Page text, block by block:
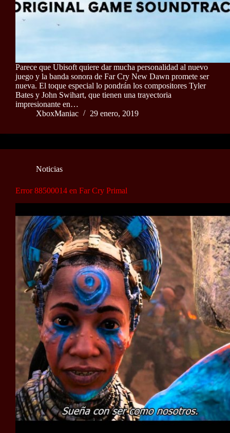
Parece que Ubisoft quiere dar mucha personalidad al nuevo
juego y la banda sonora de Far Cry New Dawn promete ser
nueva. El toque especial lo pondrán los compositores Tyler
Bates y John Swihart, que tienen una trayectoria
impresionante en…
XboxManiac
29 enero, 2019
Noticias
Error 88500014 en Far Cry Primal